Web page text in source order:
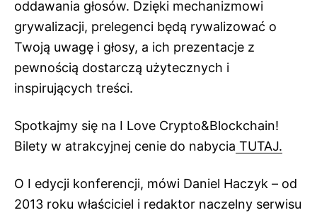
oddawania głosów. Dzięki mechanizmowi
grywalizacji, prelegenci będą rywalizować o
Twoją uwagę i głosy, a ich prezentacje z
pewnością dostarczą użytecznych i
inspirujących treści.
Spotkajmy się na I Love Crypto&Blockchain!
Bilety w atrakcyjnej cenie do nabycia TUTAJ.
O I edycji konferencji, mówi Daniel Haczyk – od
2013 roku właściciel i redaktor naczelny serwisu